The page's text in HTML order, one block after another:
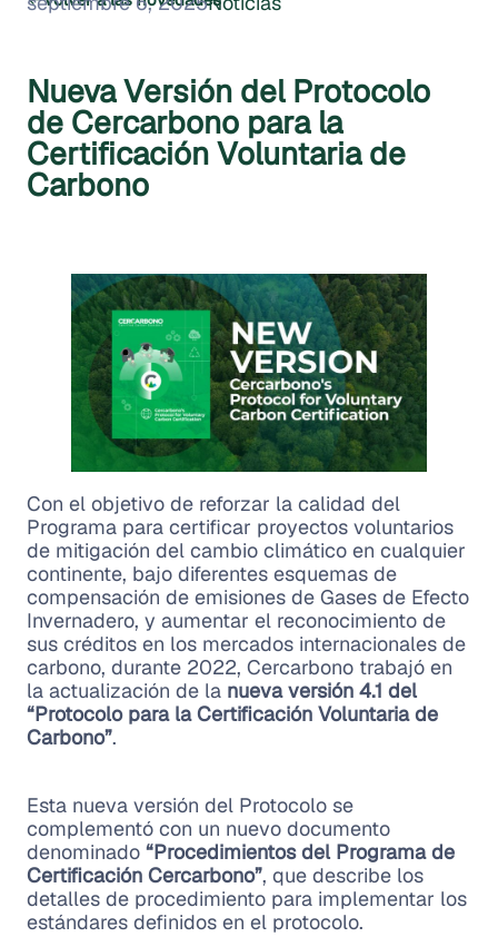
Nueva Versión del Protocolo
de Cercarbono para la
Certificación Voluntaria de
Carbono
Con el objetivo de reforzar la calidad del
Programa para certificar proyectos voluntarios
de mitigación del cambio climático en cualquier
continente, bajo diferentes esquemas de
compensación de emisiones de Gases de Efecto
Invernadero, y aumentar el reconocimiento de
sus créditos en los mercados internacionales de
carbono, durante 2022, Cercarbono trabajó en
la actualización de la nueva versión 4.1 del
“Protocolo para la Certificación Voluntaria de
Carbono”.
Esta nueva versión del Protocolo se
complementó con un nuevo documento
denominado “Procedimientos del Programa de
Certificación Cercarbono”, que describe los
detalles de procedimiento para implementar los
estándares definidos en el protocolo.